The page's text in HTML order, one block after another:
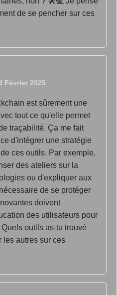
de se pencher sur ces
Février 2025
est sûrement une
tout ce qu'elle permet
traçabilité. Ça me fait
d'intégrer une stratégie
ces outils. Par exemple,
des ateliers sur la
ou d'expliquer aux
de se protéger
doivent
des utilisateurs pour
outils as-tu trouvé
les autres sur ces